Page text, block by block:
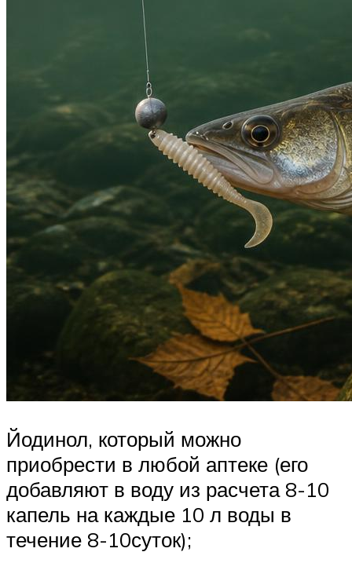
Йодинол, который можно
приобрести в любой аптеке (его
добавляют в воду из расчета 8-10
капель на каждые 10 л воды в
течение 8-10суток);